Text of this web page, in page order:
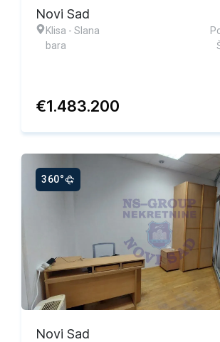
Novi Sad
Klisa - Slana
bara
€1.483.200
360°
Novi Sad